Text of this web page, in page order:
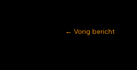
←Vorig bericht